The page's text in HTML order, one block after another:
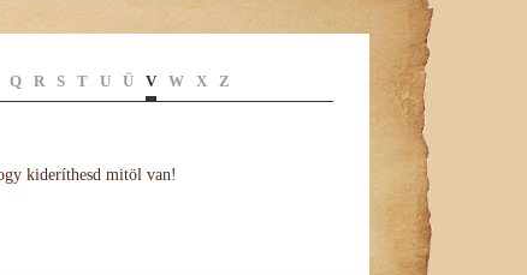
Q R S T U Ü V W X Z
kideríthesd mitöl van!